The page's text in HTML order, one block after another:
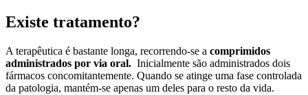
Existe tratamento?
A terapêutica é bastante longa, recorrendo-se a comprimidos
administrados por via oral. Inicialmente são administrados dois
fármacos concomitantemente. Quando se atinge uma fase controlada
da patologia, mantém-se apenas um deles para o resto da vida.